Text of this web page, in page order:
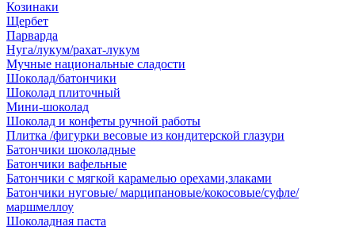
Козинаки
Щербет
Парварда
Нуга/лукум/рахат-лукум
Мучные национальные сладости
Шоколад/батончики
Шоколад плиточный
Мини-шоколад
Шоколад и конфеты ручной работы
Плитка /фигурки весовые из кондитерской глазури
Батончики шоколадные
Батончики вафельные
Батончики с мягкой карамелью орехами,злаками
Батончики нуговые/ марципановые/кокосовые/суфле/
маршмеллоу
Шоколадная паста